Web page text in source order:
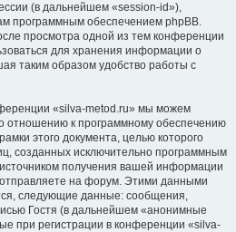
(в дальнейшем «session-id»),
программным обеспечением phpBB.
просмотра одной из тем конференции
для хранения информации о
таким образом удобство работы с
«silva-metod.ru» мы можем
отношению к программному обеспечению
этого документа, целью которого
созданных исключительно программным
получения вашей информации
на форум. Этими данными
следующие данные: сообщения,
Гостя (в дальнейшем «анонимные
при регистрации в конференции «silva-